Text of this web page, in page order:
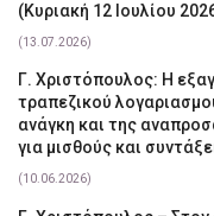
(Κυριακή 12 Ιουλίου
(13.07.2026)
Γ. Χριστόπουλος: Η
τραπεζικού
ανάγκη και της
για μισθούς και
(10.06.2026)